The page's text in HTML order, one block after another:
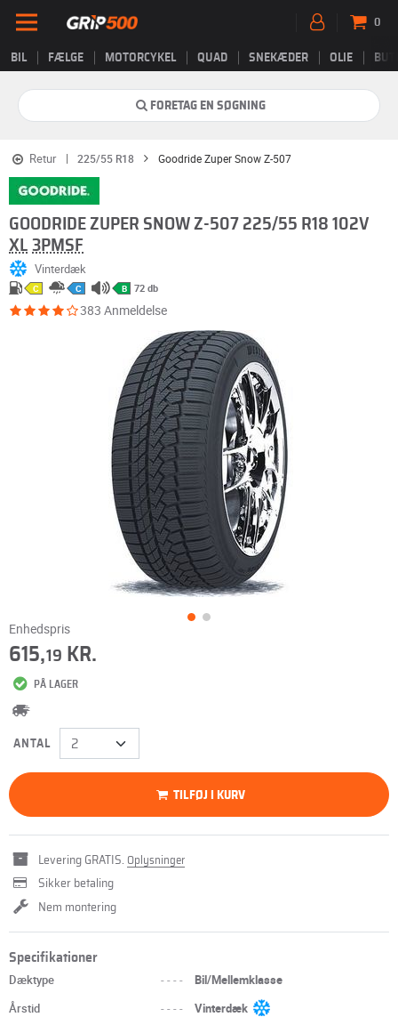
BIL FÆLGE MOTORCYKEL QUAD SNEKÆDER OLIE
0
FORETAG EN SØGNING
Retur 225/55 R18 Goodride Zuper Snow Z-507
GOODRIDE ZUPER SNOW Z-507 225/55 R18 102V
XL 3PMSF
Vinterdæk
C C B 72 db
383 Anmeldelse
Enhedspris
615,19 KR.
PÅ LAGER
ANTAL
TILFØJ I KURV
Levering GRATIS. Oplysninger
Sikker betaling
Nem montering
Specifikationer
Dæktype ----
Bil/Mellemklasse
Årstid
----
Vinterdæk